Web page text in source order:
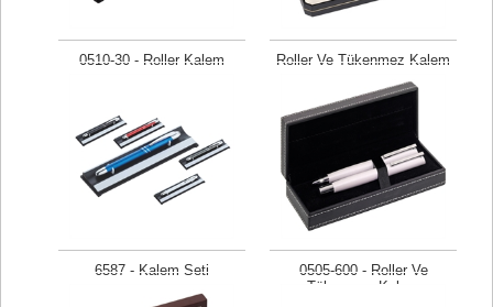
0510-30 - Roller Kalem Roller Ve Tükenmez Kalem
Fiyat isteyiniz
6587 - Kalem Seti
0505-600 - Roller Ve
Tükenmez Kalem